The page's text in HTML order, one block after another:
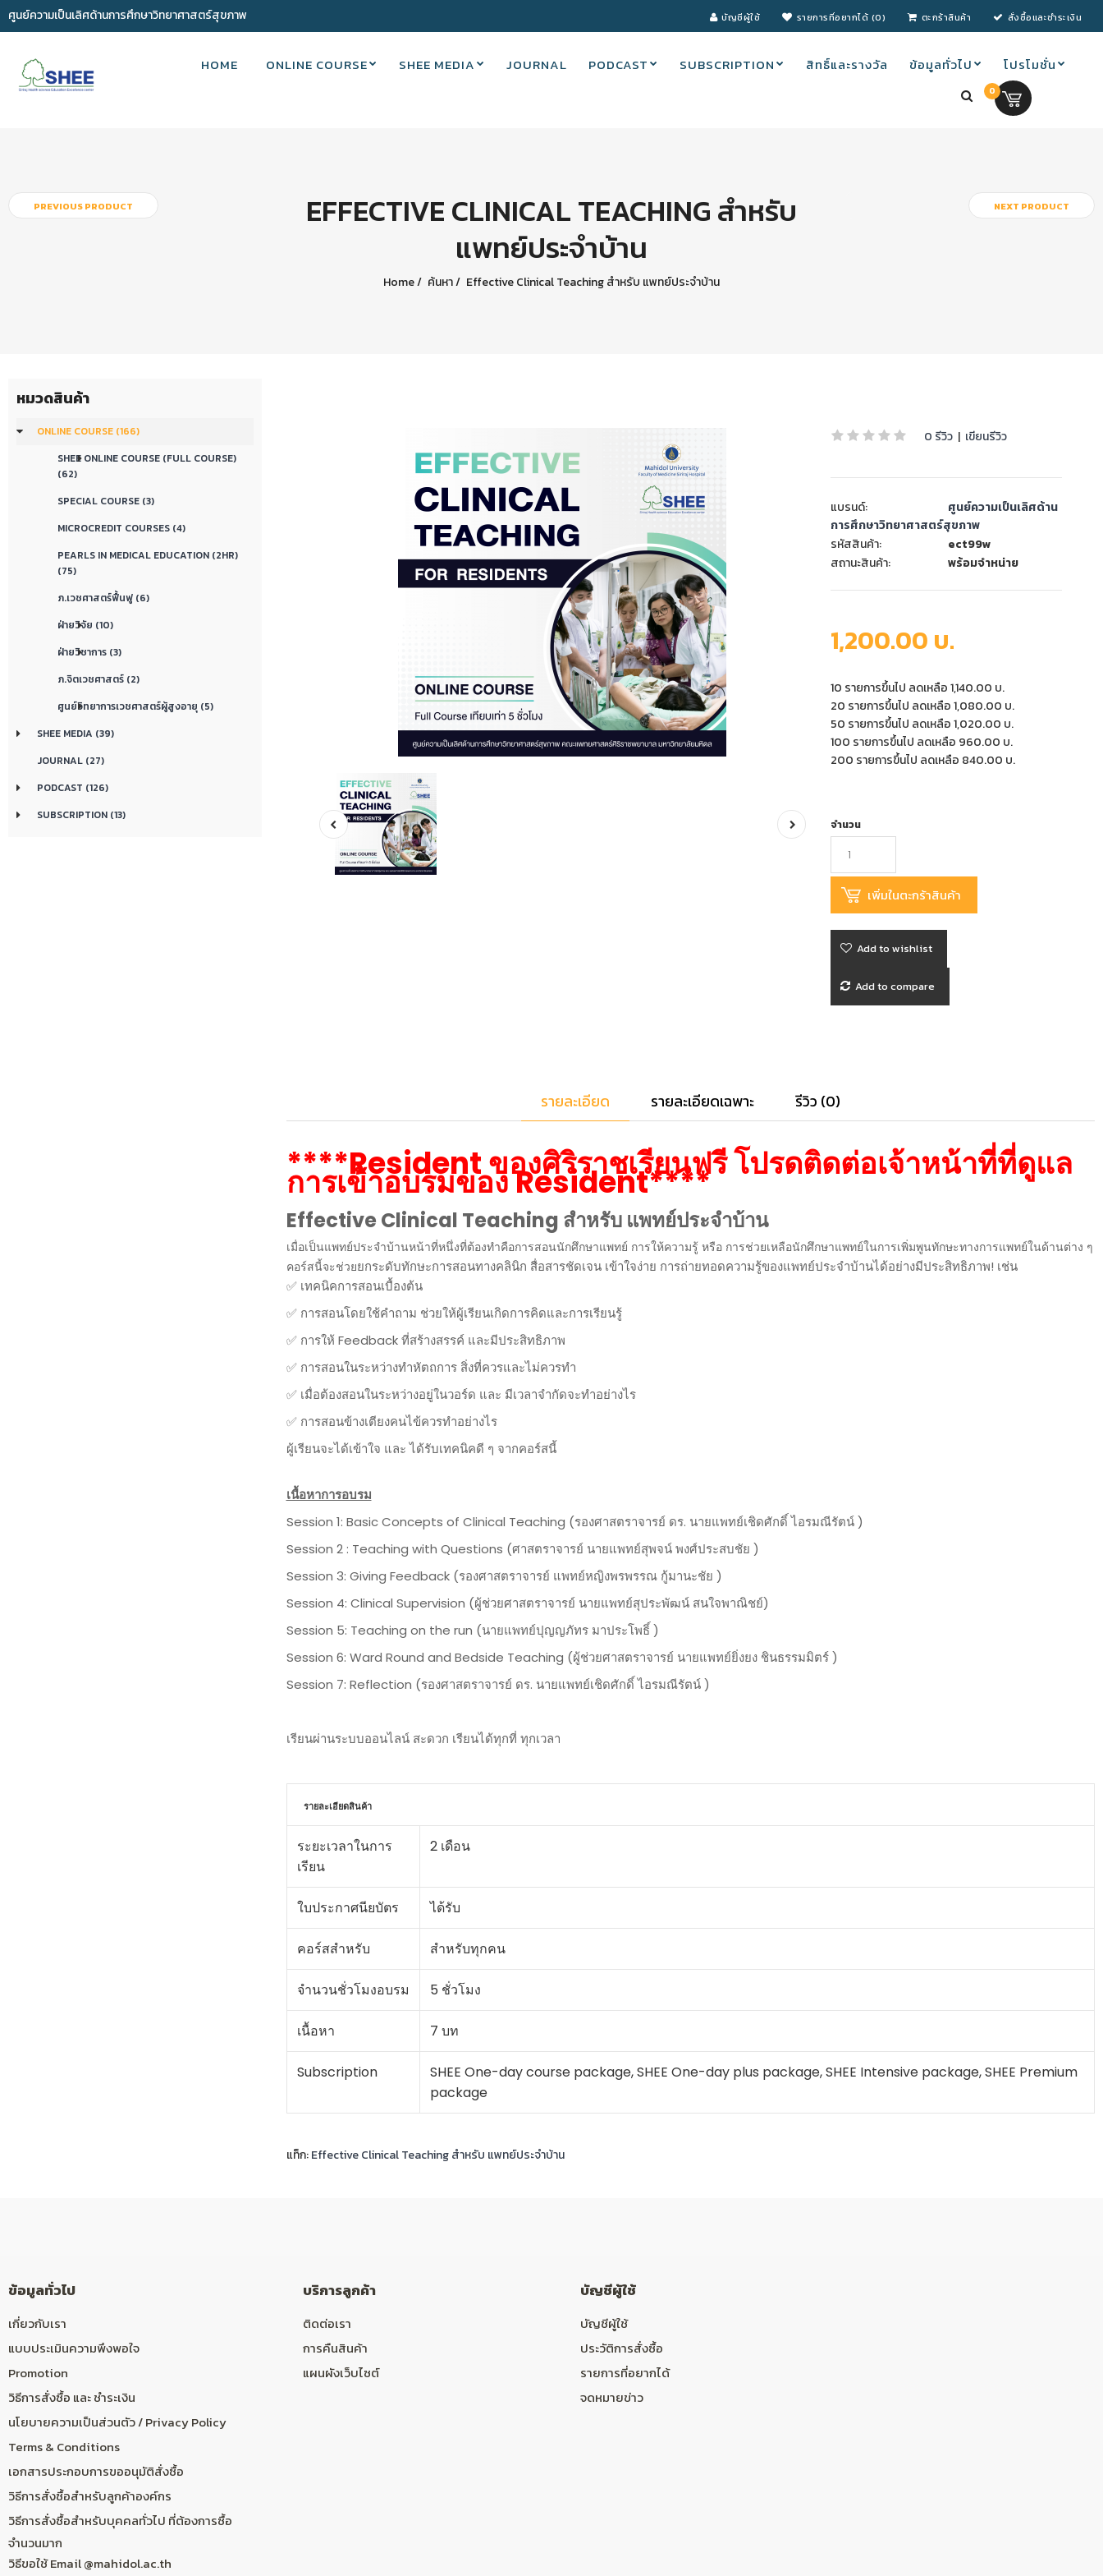
ศูนย์ความเป็นเลิศด้านการศึกษาวิทยาศาสตร์สุขภาพ บัญชีผู้ใช้ รายการที่อยากได้ (0) ตะกร้าสินค้า สั่งซื้อและชำระเงิน
HOME ONLINE COURSE SHEE MEDIA JOURNAL PODCAST SUBSCRIPTION สิทธิ์และรางวัล ข้อมูลทั่วไป โปรโมชั่น
0
PREVIOUS PRODUCT
EFFECTIVE CLINICAL TEACHING สำหรับ
แพทย์ประจำบ้าน
Home ค้นหา Effective Clinical Teaching สำหรับ แพทย์ประจำบ้าน
NEXT PRODUCT
หมวดสินค้า
ONLINE COURSE (166)
SHEE ONLINE COURSE (FULL COURSE)
(62)
SPECIAL COURSE (3)
MICROCREDIT COURSES (4)
PEARLS IN MEDICAL EDUCATION (2HR)
(75)
ภ.เวชศาสตร์ฟื้นฟู (6)
ฝ่ายวิจัย (10)
ฝ่ายวิชาการ (3)
ภ.จิตเวชศาสตร์ (2)
ศูนย์วิทยาการเวชศาสตร์ผู้สูงอายุ (5)
SHEE MEDIA (39)
JOURNAL (27)
PODCAST (126)
SUBSCRIPTION (13)
0 รีวิว | เขียนรีวิว
แบรนด์:
ศูนย์ความเป็นเลิศด้าน
การศึกษาวิทยาศาสตร์สุขภาพ
รหัสสินค้า:
ect99w
สถานะสินค้า:
พร้อมจำหน่าย
1,200.00 บ.
10 รายการขึ้นไป ลดเหลือ 1,140.00 บ.
20 รายการขึ้นไป ลดเหลือ 1,080.00 บ.
50 รายการขึ้นไป ลดเหลือ 1,020.00 บ.
100 รายการขึ้นไป ลดเหลือ 960.00 บ.
200 รายการขึ้นไป ลดเหลือ 840.00 บ.
จำนวน
Add to wishlist
Add to compare
รายละเอียด รายละเอียดเฉพาะ รีวิว (0)
****Resident ของศิริราชเรียนฟรี โปรดติดต่อเจ้าหน้าที่ที่ดูแล
การเข้าอบรมของ Resident****
Effective Clinical Teaching สำหรับ แพทย์ประจำบ้าน
เมื่อเป็นแพทย์ประจำบ้านหน้าที่หนึ่งที่ต้องทำคือการสอนนักศึกษาแพทย์ การให้ความรู้ หรือ การช่วยเหลือนักศึกษาแพทย์ในการเพิ่มพูนทักษะทางการแพทย์ในด้านต่าง ๆ
คอร์สนี้จะช่วยยกระดับทักษะการสอนทางคลินิก สื่อสารชัดเจน เข้าใจง่าย การถ่ายทอดความรู้ของแพทย์ประจำบ้านได้อย่างมีประสิทธิภาพ! เช่น
✅ เทคนิคการสอนเบื้องต้น
✅ การสอนโดยใช้คำถาม ช่วยให้ผู้เรียนเกิดการคิดและการเรียนรู้
✅ การให้ Feedback ที่สร้างสรรค์ และมีประสิทธิภาพ
✅ การสอนในระหว่างทำหัตถการ สิ่งที่ควรและไม่ควรทำ
✅ เมื่อต้องสอนในระหว่างอยู่ในวอร์ด และ มีเวลาจำกัดจะทำอย่างไร
✅ การสอนข้างเตียงคนไข้ควรทำอย่างไร
ผู้เรียนจะได้เข้าใจ และ ได้รับเทคนิคดี ๆ จากคอร์สนี้
เนื้อหาการอบรม
Session 1: Basic Concepts of Clinical Teaching (รองศาสตราจารย์ ดร. นายแพทย์เชิดศักดิ์ ไอรมณีรัตน์ )
Session 2 : Teaching with Questions (ศาสตราจารย์ นายแพทย์สุพจน์ พงศ์ประสบชัย )
Session 3: Giving Feedback (รองศาสตราจารย์ แพทย์หญิงพรพรรณ กู้มานะชัย )
Session 4: Clinical Supervision (ผู้ช่วยศาสตราจารย์ นายแพทย์สุประพัฒน์ สนใจพาณิชย์)
Session 5: Teaching on the run (นายแพทย์ปุญญภัทร มาประโพธิ์ )
Session 6: Ward Round and Bedside Teaching (ผู้ช่วยศาสตราจารย์ นายแพทย์ยิ่งยง ชินธรรมมิตร์ )
Session 7: Reflection (รองศาสตราจารย์ ดร. นายแพทย์เชิดศักดิ์ ไอรมณีรัตน์ )
เรียนผ่านระบบออนไลน์ สะดวก เรียนได้ทุกที่ ทุกเวลา
รายละเอียดสินค้า
ระยะเวลาในการ
เรียน
2 เดือน
ใบประกาศนียบัตร ได้รับ
คอร์สสำหรับ สำหรับทุกคน
จำนวนชั่วโมงอบรม 5 ชั่วโมง
เนื้อหา 7 บท
Subscription
SHEE One-day course package, SHEE One-day plus package, SHEE Intensive package, SHEE Premium
package
แท็ก:Effective Clinical Teaching สำหรับ แพทย์ประจำบ้าน
ข้อมูลทั่วไป
เกี่ยวกับเรา
แบบประเมินความพึงพอใจ
Promotion
วิธีการสั่งซื้อ และ ชำระเงิน
นโยบายความเป็นส่วนตัว / Privacy Policy
Terms & Conditions
เอกสารประกอบการขออนุมัติสั่งซื้อ
วิธีการสั่งซื้อสำหรับลูกค้าองค์กร
วิธีการสั่งซื้อสำหรับบุคคลทั่วไป ที่ต้องการซื้อ
จำนวนมาก
วิธีขอใช้ Email @mahidol.ac.th
บริการลูกค้า
ติดต่อเรา
การคืนสินค้า
แผนผังเว็บไซต์
บัญชีผู้ใช้
บัญชีผู้ใช้
ประวัติการสั่งซื้อ
รายการที่อยากได้
จดหมายข่าว